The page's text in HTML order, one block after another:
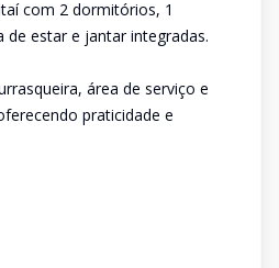
com 2 dormitórios, 1
de estar e jantar integradas.
área de serviço e
praticidade e